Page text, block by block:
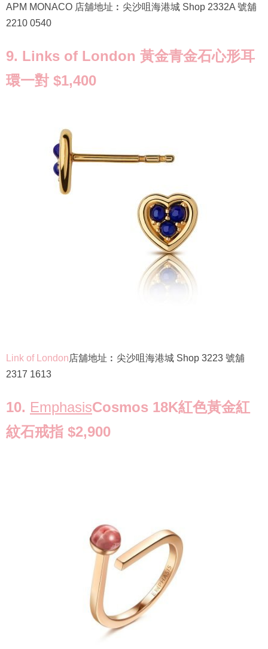
APM MONACO 店舖地址︰尖沙咀海港城 Shop 2332A 號舖
2210 0540
9. Links of London 黃金青金石心形耳
環一對 $1,400
Link of London店舖地址︰尖沙咀海港城 Shop 3223 號舖
2317 1613
10. EmphasisCosmos 18K紅色黃金紅
紋石戒指 $2,900